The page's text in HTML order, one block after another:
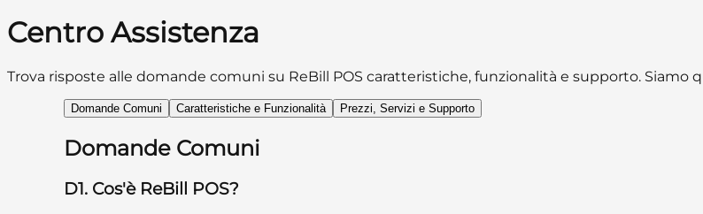
Centro Assistenza
Trova risposte alle domande comuni su ReBill POS caratteristiche, funzionalità e supporto. Siamo
Domande Comuni Caratteristiche e Funzionalità Prezzi, Servizi e Supporto
Domande Comuni
D1. Cos'è ReBill POS?